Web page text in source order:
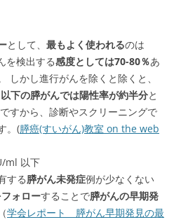
(@Gastroe22703269)January
として、 最もよく使われるのは
を検出する感度としては70-80％あ
しかし進行がんを除くと除くと、
下の膵がんでは陽性率が約半分と
すから、診断やスクリーニングで
。(膵癌(すいがん)教室 on the web
ml 以下
する膵がん未発症例が少なくない
ォローすることで膵がんの早期発
学会レポート 膵がん早期発見の最